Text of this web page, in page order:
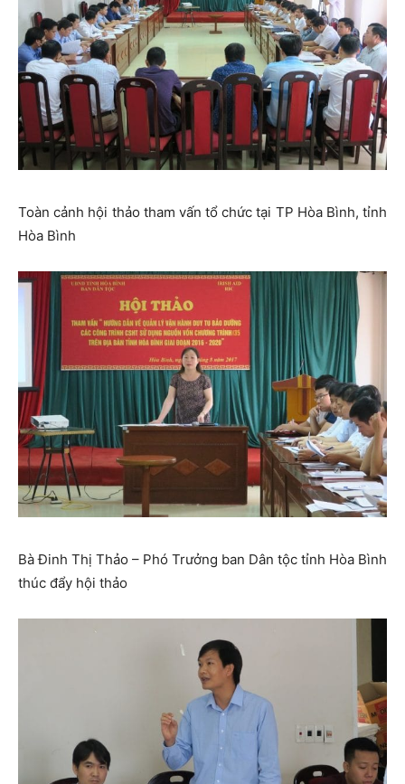
Toàn cảnh hội thảo tham vấn tổ chức tại TP Hòa Bình, tỉnh
Hòa Bình
Bà Đinh Thị Thảo – Phó Trưởng ban Dân tộc tỉnh Hòa Bình
thúc đẩy hội thảo